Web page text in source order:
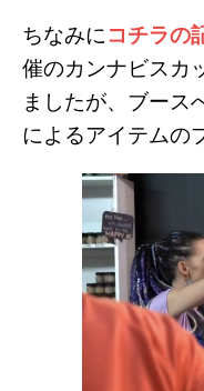
r
a
m
ちなみに コチラの
催のカンナビスカ
ましたが、ブース
によるアイテムの